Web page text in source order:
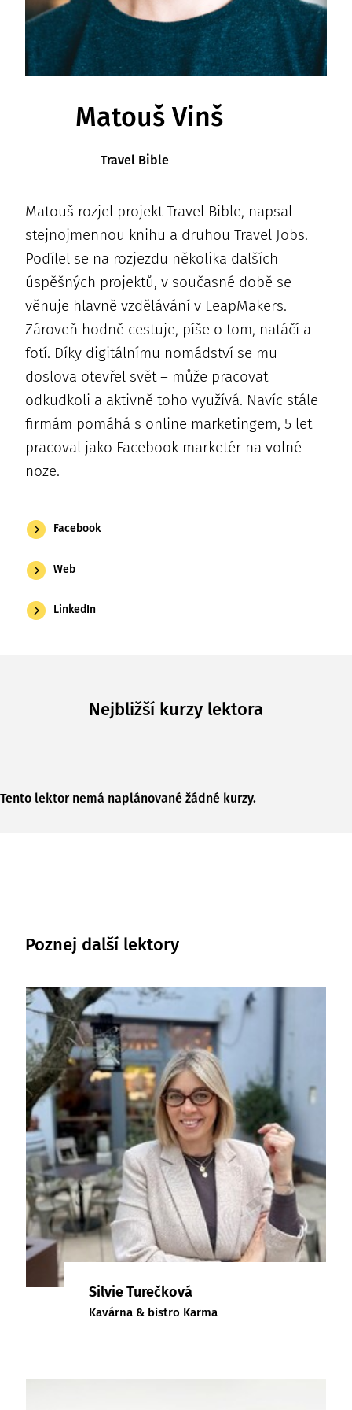
Matouš Vinš
Travel Bible
Matouš rozjel projekt Travel Bible, napsal
stejnojmennou knihu a druhou Travel Jobs.
Podílel se na rozjezdu několika dalších
úspěšných projektů, v současné době se
věnuje hlavně vzdělávání v LeapMakers.
Zároveň hodně cestuje, píše o tom, natáčí a
fotí. Díky digitálnímu nomádství se mu
doslova otevřel svět – může pracovat
odkudkoli a aktivně toho využívá. Navíc stále
firmám pomáhá s online marketingem, 5 let
pracoval jako Facebook marketér na volné
noze.
Facebook
Web
LinkedIn
Nejbližší kurzy lektora
Tento lektor nemá naplánované žádné kurzy.
Poznej další lektory
Silvie Turečková
Kavárna & bistro Karma